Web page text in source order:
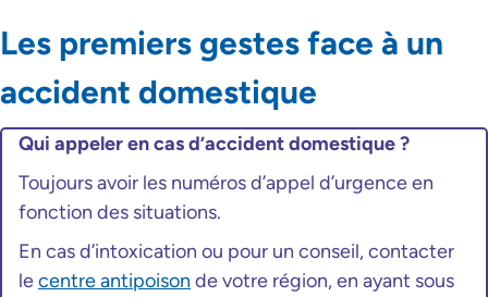
Les premiers gestes face à un
accident domestique
Qui appeler en cas d’accident domestique ?
Toujours avoir les numéros d’appel d’urgence en
fonction des situations.
En cas d’intoxication ou pour un conseil, contacter
lecentre antipoison de votre région, en ayant sous